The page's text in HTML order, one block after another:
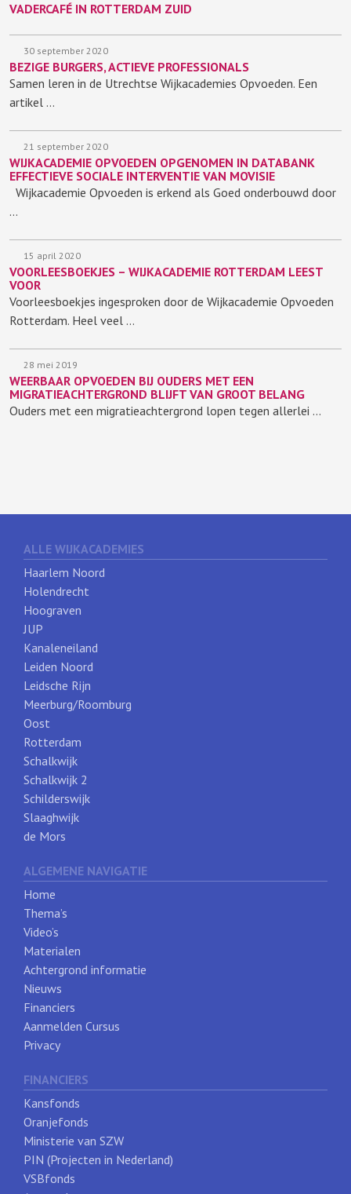
VADERCAFÉ IN ROTTERDAM ZUID
30 september 2020
BEZIGE BURGERS, ACTIEVE PROFESSIONALS
Samen leren in de Utrechtse Wijkacademies Opvoeden. Een
artikel …
21 september 2020
WIJKACADEMIE OPVOEDEN OPGENOMEN IN DATABANK
EFFECTIEVE SOCIALE INTERVENTIE VAN MOVISIE
Wijkacademie Opvoeden is erkend als Goed onderbouwd door
…
15 april 2020
VOORLEESBOEKJES – WIJKACADEMIE ROTTERDAM LEEST
VOOR
Voorleesboekjes ingesproken door de Wijkacademie Opvoeden
Rotterdam. Heel veel …
28 mei 2019
WEERBAAR OPVOEDEN BIJ OUDERS MET EEN
MIGRATIEACHTERGROND BLIJFT VAN GROOT BELANG
Ouders met een migratieachtergrond lopen tegen allerlei …
ALLE WIJKACADEMIES
Haarlem Noord
Holendrecht
Hoograven
JUP
Kanaleneiland
Leiden Noord
Leidsche Rijn
Meerburg/Roomburg
Oost
Rotterdam
Schalkwijk
Schalkwijk 2
Schilderswijk
Slaaghwijk
de Mors
ALGEMENE NAVIGATIE
Home
Thema’s
Video’s
Materialen
Achtergrond informatie
Nieuws
Financiers
Aanmelden Cursus
Privacy
FINANCIERS
Kansfonds
Oranjefonds
Ministerie van SZW
PIN (Projecten in Nederland)
VSBfonds